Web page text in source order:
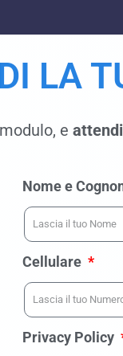
LA
e
Nome e
Cellulare
Privacy Policy